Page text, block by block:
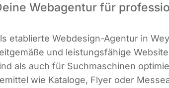
Webagentur für
eta­blier­te Web­de­sign-Agen­tur in
und leis­tungs­fä­hi­ge
als auch für Such­ma­schi­nen
wie Kata­lo­ge, Fly­er oder